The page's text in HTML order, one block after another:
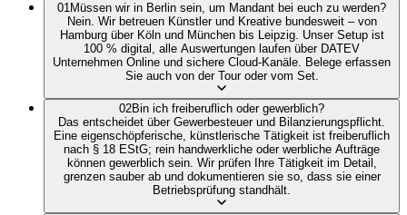
01Müssen wir in Berlin sein, um Mandant bei euch zu werden?
Nein. Wir betreuen Künstler und Kreative bundesweit – von
Hamburg über Köln und München bis Leipzig. Unser Setup ist
100 % digital, alle Auswertungen laufen über DATEV
Unternehmen Online und sichere Cloud-Kanäle. Belege erfassen
Sie auch von der Tour oder vom Set.
02Bin ich freiberuflich oder gewerblich?
Das entscheidet über Gewerbesteuer und Bilanzierungspflicht.
Eine eigenschöpferische, künstlerische Tätigkeit ist freiberuflich
nach § 18 EStG; rein handwerkliche oder werbliche Aufträge
können gewerblich sein. Wir prüfen Ihre Tätigkeit im Detail,
grenzen sauber ab und dokumentieren sie so, dass sie einer
Betriebsprüfung standhält.